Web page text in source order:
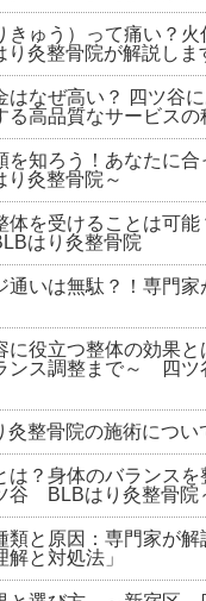
は？身体のバランス
BLBはり灸整骨院
類と原因：専門家が
解と対処法」
と選び方 ～新宿区
る！肩こりによる頭痛
因、親指の普通の使い
抱えている？
けると起こる「好転反
で股関節に痛みが出る
法を解説